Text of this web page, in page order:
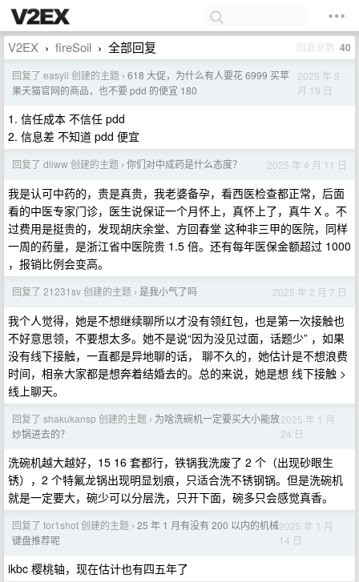
V2EX › fireSoil › 全部回复 回复总数 40
回复了 easyii 创建的主题 › 618 大促，为什么有人要花 6999 买苹
果天猫官网的商品，也不要 pdd 的便宜 180
2025 年 5
月 19 日
1. 信任成本 不信任 pdd
2. 信息差 不知道 pdd 便宜
回复了 diiww 创建的主题 › 你们对中成药是什么态度？ 2025 年 4 月 11 日
我是认可中药的，贵是真贵，我老婆备孕，看西医检查都正常，后面
看的中医专家门诊，医生说保证一个月怀上，真怀上了，真牛 X 。不
过费用是挺贵的，发现胡庆余堂、方回春堂 这种非三甲的医院，同样
一周的药量，是浙江省中医院贵 1.5 倍。还有每年医保金额超过 1000
，报销比例会变高。
回复了 21231sv 创建的主题 › 是我小气了吗 2025 年 2 月 7 日
我个人觉得，她是不想继续聊所以才没有领红包，也是第一次接触也
不好意思领，不要想太多。她不是说“因为没见过面，话题少” ，如果
没有线下接触，一直都是异地聊的话， 聊不久的，她估计是不想浪费
时间，相亲大家都是想奔着结婚去的。总的来说，她是想 线下接触 >
线上聊天。
回复了 shakukansp 创建的主题 › 为啥洗碗机一定要买大小能放
炒锅进去的？
2025 年 1 月
24 日
洗碗机越大越好，15 16 套都行，铁锅我洗废了 2 个（出现砂眼生
锈），2 个特氟龙锅出现明显划痕，只适合洗不锈钢锅。但是洗碗机
就是一定要大，碗少可以分层洗，只开下面，碗多只会感觉真香。
回复了 for1shot 创建的主题 › 25 年 1 月有没有 200 以内的机械
键盘推荐呢
2025 年 1 月
14 日
ikbc 樱桃轴，现在估计也有四五年了